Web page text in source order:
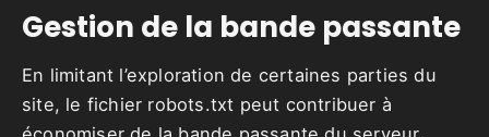
Gestion de la bande passante
En limitant l’exploration de certaines parties du
site, le fichier robots.txt peut contribuer à